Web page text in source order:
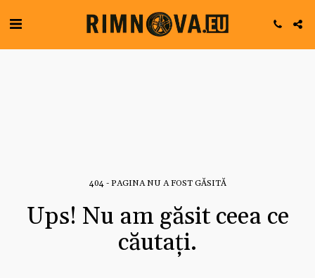
404 - PAGINA NU A FOST GĂSITĂ
Ups! Nu am găsit ceea ce
căutați.